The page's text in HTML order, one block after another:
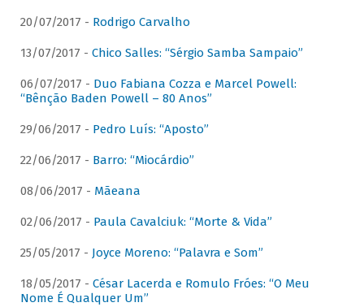
20/07/2017 - Rodrigo Carvalho
13/07/2017 - Chico Salles: “Sérgio Samba Sampaio”
06/07/2017 - Duo Fabiana Cozza e Marcel Powell:
“Bênção Baden Powell – 80 Anos”
29/06/2017 - Pedro Luís: “Aposto”
22/06/2017 - Barro: “Miocárdio”
08/06/2017 - Mãeana
02/06/2017 - Paula Cavalciuk: “Morte & Vida”
25/05/2017 - Joyce Moreno: “Palavra e Som”
18/05/2017 - César Lacerda e Romulo Fróes: “O Meu
Nome É Qualquer Um”